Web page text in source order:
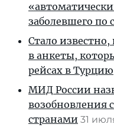
заболевшего по
Стало
в анкеты,
рейсах в Турцию
МИД России
возобновления
странами 31